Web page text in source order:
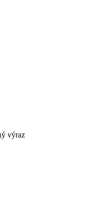
výraz